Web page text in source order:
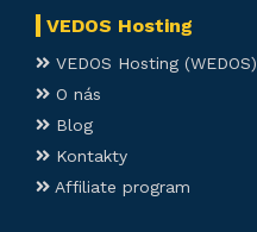
VEDOS Hosting
VEDOS Hosting (WEDOS)
O nás
Blog
Kontakty
Affiliate program